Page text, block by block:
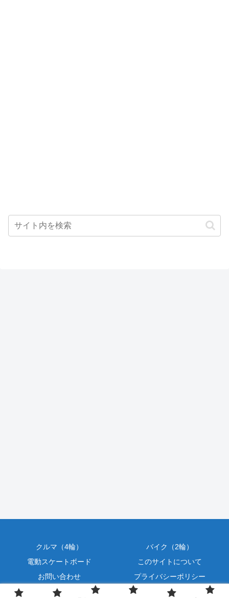
クルマ（4輪）
バイク（2輪）
電動スケートボード
このサイトについて
お問い合わせ
プライバシーポリシー
Copyright © 2017-2026 How to クルマ遊び All Rights Reserved.